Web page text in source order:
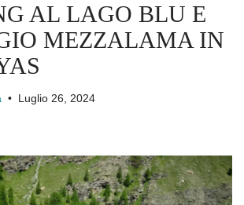
AL LAGO BLU E
MEZZALAMA IN
Luglio 26, 2024